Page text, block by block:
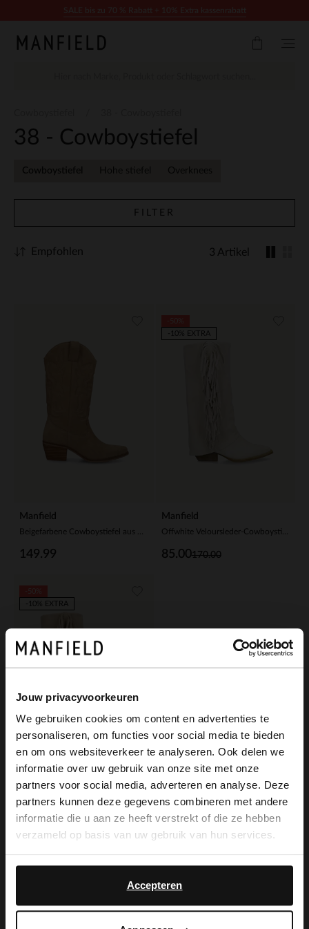
Jouw privacyvoorkeuren
We gebruiken cookies om content en advertenties te
personaliseren, om functies voor social media te bieden
en om ons websiteverkeer te analyseren. Ook delen we
informatie over uw gebruik van onze site met onze
partners voor social media, adverteren en analyse. Deze
partners kunnen deze gegevens combineren met andere
informatie die u aan ze heeft verstrekt of die ze hebben
verzameld op basis van uw gebruik van hun services.
Accepteren
38 - Cowboystiefel
Cowboystiefel Hohe stiefel Overknees
FILTER
3 Artikel
Empfohlen
Manfield
149.99
Manfield
170.00
85.00
-10% EXTRA
Manfield
Beigefarbene Velourslederstiefel mit Fransen
170.00
85.00
-10% EXTRA
×
View this website in English?
It looks like your language isn't Dutch. Would
you like to switch to English?
English